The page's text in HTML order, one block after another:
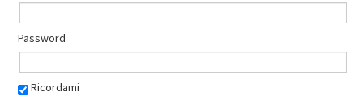
Password
Ricordami